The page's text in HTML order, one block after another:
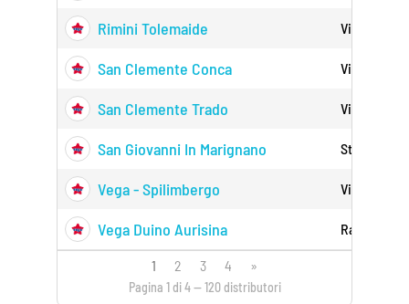
Rimini Tolemaide Via
San Clemente Conca Via
San Clemente Trado Via Trado
San Giovanni In Marignano Strada
Vega - Spilimbergo Via Vivaro
Vega Duino Aurisina Raccordo
1 2 3 4 »
Pagina 1 di 4 — 120 distributori